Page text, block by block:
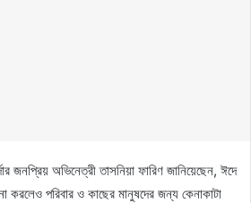
জনপ্রিয় অভিনেত্রী তাসনিয়া ফারিণ জানিয়েছেন, ঈদে
করলেও পরিবার ও কাছের মানুষদের জন্য কেনাকাটা